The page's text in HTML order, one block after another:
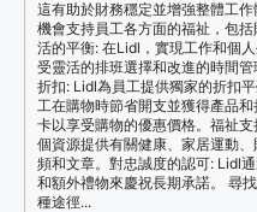
這有助於財務穩定並增強整體工
機會支持員工各方面的福祉，包
活的平衡: 在Lidl，實現工作和個
受靈活的排班選擇和改進的時間
折扣: Lidl為員工提供獨家的折扣
工在購物時節省開支並獲得產品
卡以享受購物的優惠價格。福祉
個資源提供有關健康、家居運動
頻和文章。對忠誠度的認可: Lidl
和額外禮物來慶祝長期承諾。 尋
種途徑...